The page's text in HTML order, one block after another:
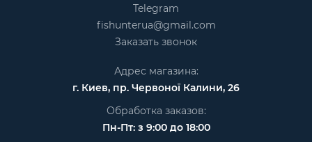
Telegram
fishunterua@gmail.com
Заказать звонок
Адрес магазина:
г. Киев, пр. Червоної Калини, 26
Обработка заказов:
Пн-Пт: з 9:00 до 18:00